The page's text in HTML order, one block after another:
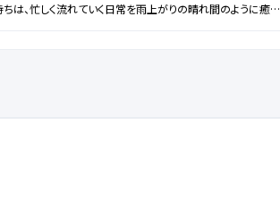
は、忙しく流れていく日常を雨上がりの晴れ間のように癒し
せるグリーンフィールド」
トがここにあります。